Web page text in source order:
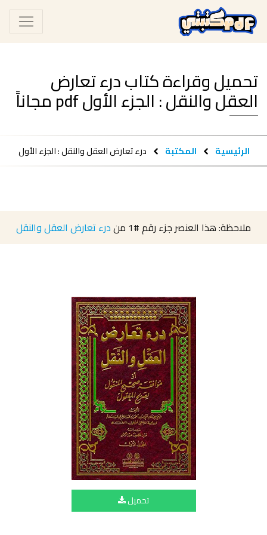
تحميل وقراءة كتاب درء تعارض
العقل والنقل : الجزء الأول pdf مجاناً
الرئيسية المكتبة درء تعارض العقل والنقل : الجزء الأول
ملاحظة: هذا العنصر جزء رقم#1 مندرء تعارض العقل والنقل
تحميل